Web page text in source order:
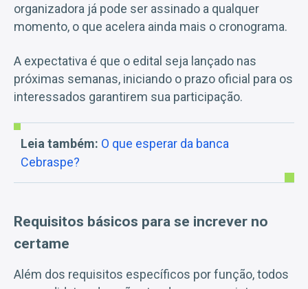
organizadora já pode ser assinado a qualquer
momento, o que acelera ainda mais o cronograma.
A expectativa é que o edital seja lançado nas
próximas semanas, iniciando o prazo oficial para os
interessados garantirem sua participação.
Leia também: O que esperar da banca
Cebraspe?
Requisitos básicos para se increver no
certame
Além dos requisitos específicos por função, todos